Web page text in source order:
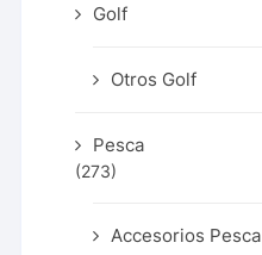
Golf
Otros Golf
Pesca
(273)
Accesorios Pesca